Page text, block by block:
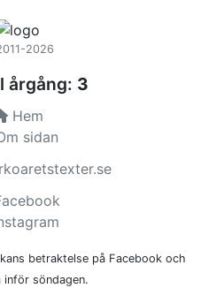
2026
årgång: 3
Hem
sidan
betraktelse på Facebook och
inför söndagen.